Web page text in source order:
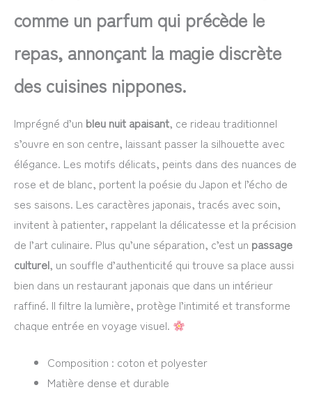
comme un parfum qui précède le
repas, annonçant la magie discrète
des cuisines nippones.
Imprégné d’un bleu nuit apaisant, ce rideau traditionnel
s’ouvre en son centre, laissant passer la silhouette avec
élégance. Les motifs délicats, peints dans des nuances de
rose et de blanc, portent la poésie du Japon et l’écho de
ses saisons. Les caractères japonais, tracés avec soin,
invitent à patienter, rappelant la délicatesse et la précision
de l’art culinaire. Plus qu’une séparation, c’est un passage
culturel, un souffle d’authenticité qui trouve sa place aussi
bien dans un restaurant japonais que dans un intérieur
raffiné. Il filtre la lumière, protège l’intimité et transforme
chaque entrée en voyage visuel.
Composition : coton et polyester
Matière dense et durable